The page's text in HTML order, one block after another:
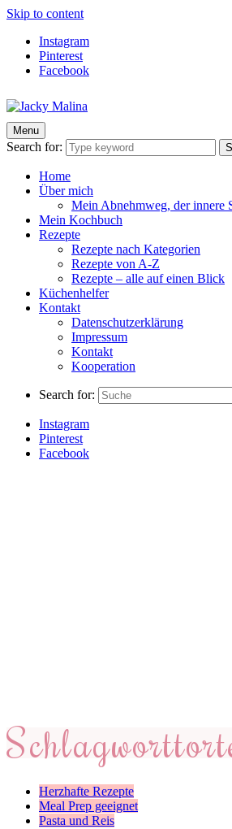
Skip to content
Instagram
Pinterest
Facebook
Jacky Malina
Der Food Blog mit einfachen und schnellen
Menu
Search for:
Home
Über mich
Mein Abnehmweg, der innere
Mein Kochbuch
Rezepte
Rezepte nach Kategorien
Rezepte von A-Z
Rezepte – alle auf einen Blick
Küchenhelfer
Kontakt
Datenschutzerklärung
Impressum
Kontakt
Kooperation
Search for:
Instagram
Pinterest
Facebook
Schlagwort
Herzhafte Rezepte
Meal Prep geeignet
Pasta und Reis